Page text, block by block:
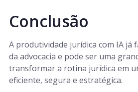
Conclusão
A produtividade jurídica com IA já
da advocacia e pode ser uma
transformar a rotina jurídica em
eficiente, segura e estratégica.